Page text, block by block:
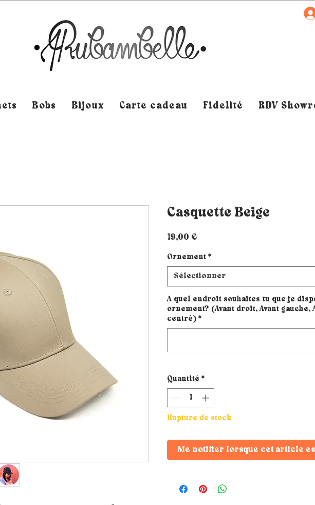
Bobs Bijoux Carte cadeau Fidelité RDV
Casquette Beige
19,00 €
Ornement *
Sélectionner
A quel endroit souhaites-tu que je
ornement? (Avant droit, Avant gauche,
centré) *
Quantité *
Rupture de stock
Me notifier lorsque cet article